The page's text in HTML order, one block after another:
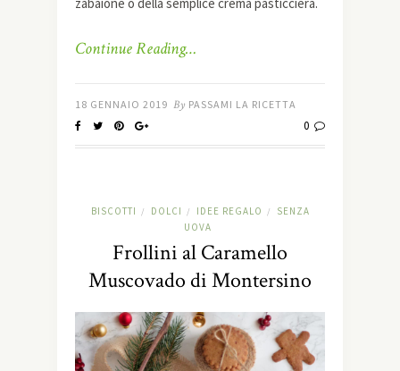
Continue Reading…
18 GENNAIO 2019 By PASSAMI LA RICETTA
0
BISCOTTI / DOLCI / IDEE REGALO /
SENZA
UOVA
Frollini al Caramello
Muscovado di Montersino